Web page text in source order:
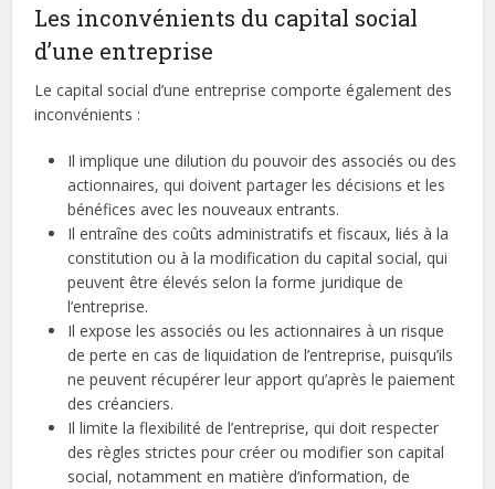
Les inconvénients du capital social
d’une entreprise
Le capital social d’une entreprise comporte également des
inconvénients :
Il implique une dilution du pouvoir des associés ou des
actionnaires, qui doivent partager les décisions et les
bénéfices avec les nouveaux entrants.
Il entraîne des coûts administratifs et fiscaux, liés à la
constitution ou à la modification du capital social, qui
peuvent être élevés selon la forme juridique de
l’entreprise.
Il expose les associés ou les actionnaires à un risque
de perte en cas de liquidation de l’entreprise, puisqu’ils
ne peuvent récupérer leur apport qu’après le paiement
des créanciers.
Il limite la flexibilité de l’entreprise, qui doit respecter
des règles strictes pour créer ou modifier son capital
social, notamment en matière d’information, de